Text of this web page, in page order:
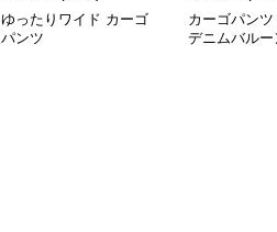
ゆったりワイド カーゴ
パンツ
カーゴパンツ
デニムバルー